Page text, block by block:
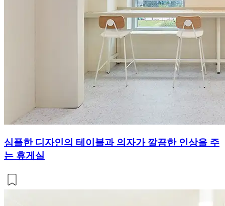
심플한 디자인의 테이블과 의자가 깔끔한 인상을 주
는 휴게실